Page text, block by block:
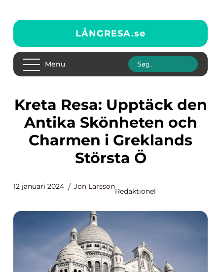
LÅNGRESA.se
Menu
Kreta Resa: Upptäck den
Antika Skönheten och
Charmen i Greklands
Största Ö
12 januari 2024 Jon Larsson
Redaktionel